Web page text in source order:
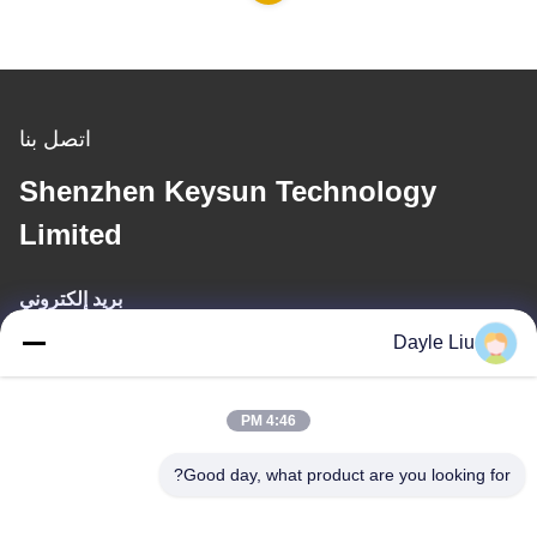
اتصل بنا
Shenzhen Keysun Technology
Limited
بريد إلكتروني
dayle@keysuntech.com
عنوان
Dayle Liu
4:46 PM
Good day, what product are you looking for?